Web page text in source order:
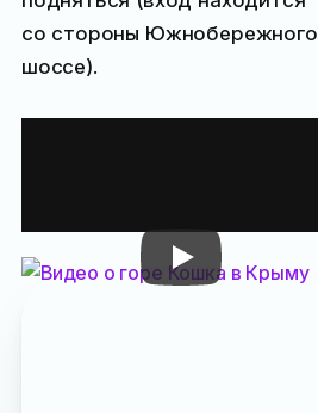
со стороны Южнобережного
шоссе).